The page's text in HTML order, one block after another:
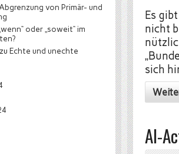
Es
nicht
sich
AI-
von Primär- und
oder „soweit“ im
zu Echte und unechte